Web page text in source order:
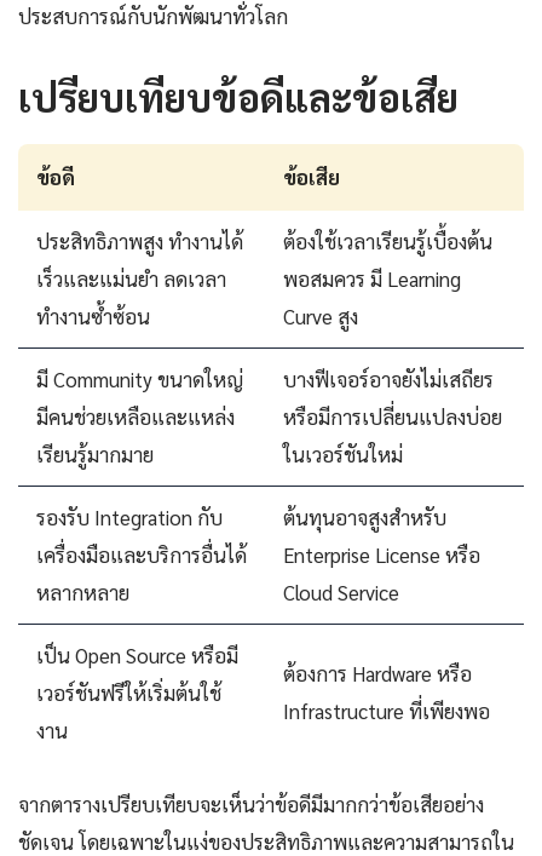
ประสบการณ์กับนักพัฒนาทั่วโลก
เปรียบเทียบข้อดีและข้อเสีย
ข้อดี ข้อเสีย
ประสิทธิภาพสูง ทำงานได้
เร็วและแม่นยำ ลดเวลา
ทำงานซ้ำซ้อน
ต้องใช้เวลาเรียนรู้เบื้องต้น
พอสมควร มี Learning
Curve สูง
มี Community ขนาดใหญ่
มีคนช่วยเหลือและแหล่ง
เรียนรู้มากมาย
บางฟีเจอร์อาจยังไม่เสถียร
หรือมีการเปลี่ยนแปลงบ่อย
ในเวอร์ชันใหม่
รองรับ Integration กับ
เครื่องมือและบริการอื่นได้
หลากหลาย
ต้นทุนอาจสูงสำหรับ
Enterprise License หรือ
Cloud Service
เป็น Open Source หรือมี
เวอร์ชันฟรีให้เริ่มต้นใช้
งาน
ต้องการ Hardware หรือ
Infrastructure ที่เพียงพอ
จากตารางเปรียบเทียบจะเห็นว่าข้อดีมีมากกว่าข้อเสียอย่าง
ชัดเจน โดยเฉพาะในแง่ของประสิทธิภาพและความสามารถใน